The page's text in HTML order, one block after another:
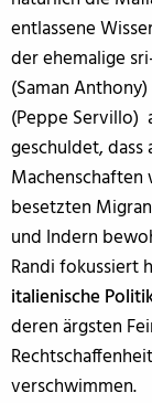
entlassene
der ehemalige
(Saman
(Peppe Servillo)
geschuldet,
Machenschaften
besetzten
und Indern
Randi fokussiert
italienische
deren ärgsten
verschwimmen.